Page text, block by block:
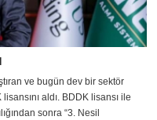
ve bugün dev bir sektör
aldı. BDDK lisansı ile
sonra “3. Nesil